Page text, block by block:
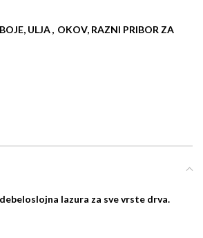
ULJA, OKOV, RAZNI PRIBOR ZA
lazura za sve vrste drva.